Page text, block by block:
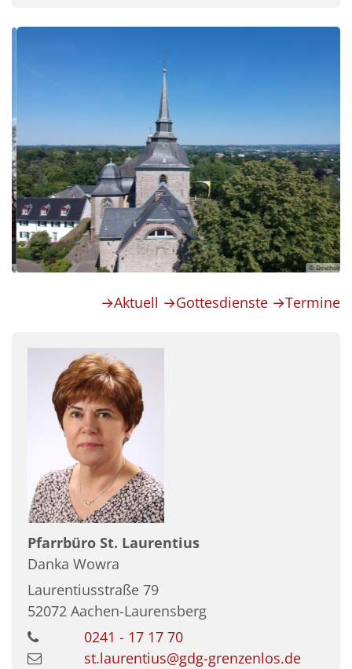
© Deichsel
→Aktuell →Gottesdienste →Termine
Pfarrbüro St. Laurentius
Danka Wowra
Laurentiusstraße 79
52072 Aachen-Laurensberg
0241 - 17 17 70
st.laurentius@gdg-grenzenlos.de